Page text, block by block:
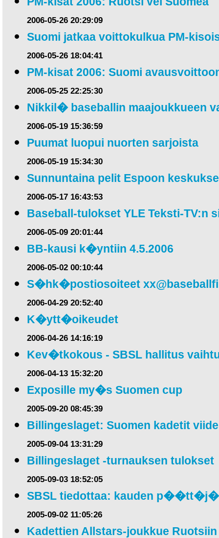
2006-05-26 20:29:09
Suomi jatkaa voittokulkua PM-
2006-05-26 18:04:41
PM-kisat 2006: Suomi
2006-05-25 22:25:30
Nikkil� baseballin maajoukkueen
2006-05-19 15:36:59
Puumat luopui nuorten sarjoista
2006-05-19 15:34:30
Sunnuntaina pelit Espoon
2006-05-17 16:43:53
Baseball-tulokset YLE Teksti-TV:n
2006-05-09 20:01:44
BB-kausi k�yntiin 4.5.2006
2006-05-02 00:10:44
S�hk�postiosoiteet
2006-04-29 20:52:40
K�ytt�oikeudet
2006-04-26 14:16:19
Kev�tkokous - SBSL hallitus
2006-04-13 15:32:20
Exposille my�s Suomen cup
2005-09-20 08:45:39
Billingeslaget: Suomen kadetit
2005-09-04 13:31:29
Billingeslaget -turnauksen tulokset
2005-09-03 18:52:05
SBSL tiedottaa: kauden
2005-09-02 11:05:26
Kadettien Allstars-joukkue Ruotsiin